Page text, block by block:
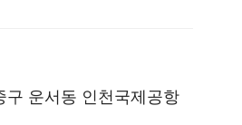
구 운서동 인천국제공항